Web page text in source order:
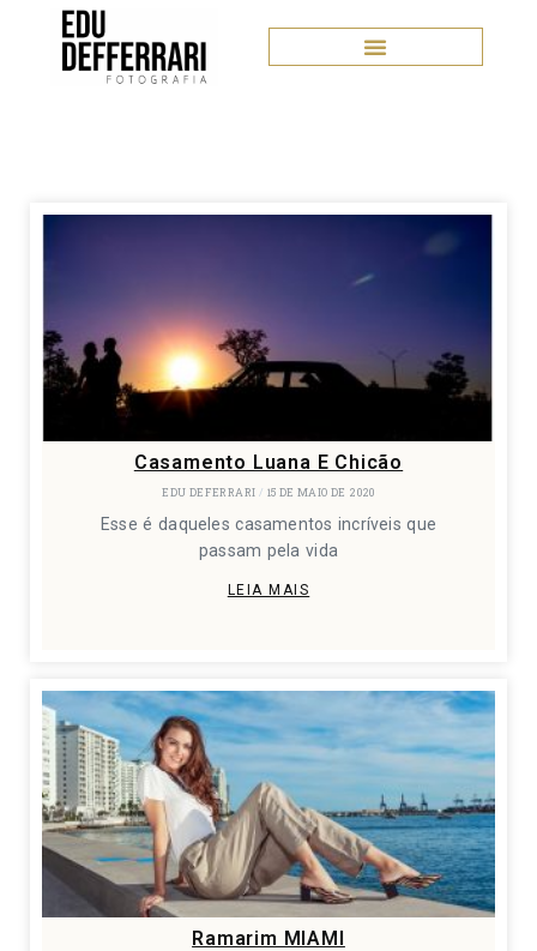
Casamento Luana E Chicão
EDU DEFERRARI 15 DE MAIO DE 2020
Esse é daqueles casamentos incríveis que
passam pela vida
LEIA MAIS
Ramarim MIAMI